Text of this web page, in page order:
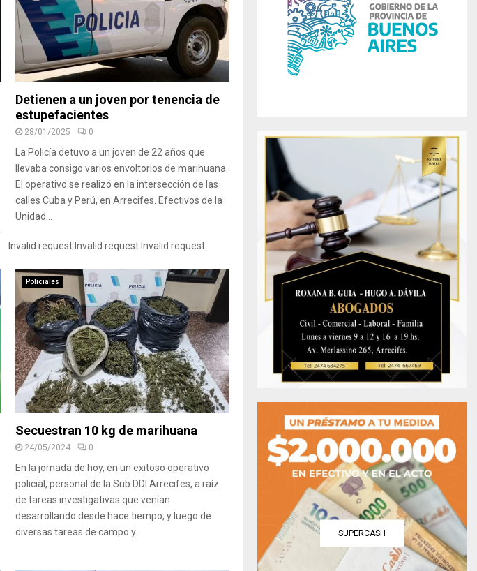
Detienen a un joven por tenencia de
estupefacientes
28/01/2025 0
La Policía detuvo a un joven de 22 años que
llevaba consigo varios envoltorios de marihuana.
El operativo se realizó en la intersección de las
calles Cuba y Perú, en Arrecifes. Efectivos de la
Unidad...
Policiales
Secuestran 10 kg de marihuana
24/05/2024 0
En la jornada de hoy, en un exitoso operativo
policial, personal de la Sub DDI Arrecifes, a raíz
de tareas investigativas que venían
desarrollando desde hace tiempo, y luego de
diversas tareas de campo y...
Invalid request. Invalid request. Invalid request.
R
C
SUPERCASH